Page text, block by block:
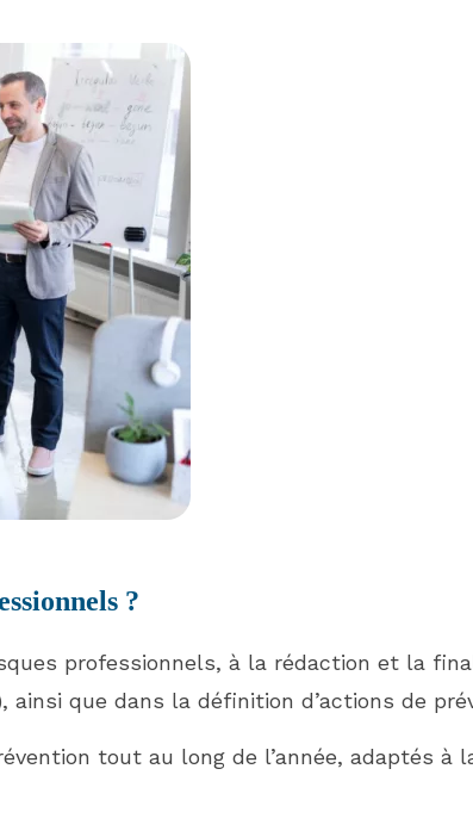
?
professionnels, à la rédaction et la
ainsi que dans la définition d’actions de
tout au long de l’année, adaptés